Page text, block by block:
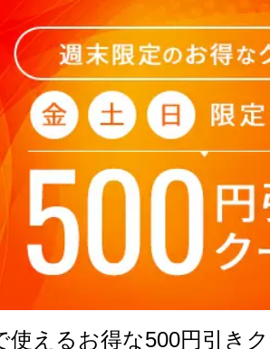
ださい】 商品名や
ていない場合、単品
合計金額は発注単位
さい。
上(税込)のご注文
荷(メーカー手配品)
使えるお得な500円引き